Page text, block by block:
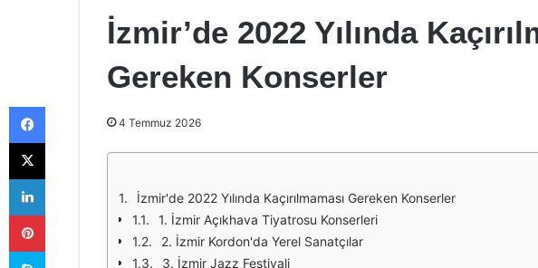
İzmir’de 2022 Yılında
Gereken Konserler
4 Temmuz 2026
İzmir'de 2022 Yılında Kaçırılmaması Gereken Konserler
1. İzmir Açıkhava Tiyatrosu Konserleri
2. İzmir Kordon'da Yerel Sanatçılar
3. İzmir Jazz Festivali
Facebook
X
LinkedIn
Pinterest
Skype